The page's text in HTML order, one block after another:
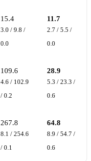
15.4
3.0 / 9.8 /
0.0
11.7
2.7 / 5.5 /
0.0
109.6
4.6 / 102.9
/ 0.2
28.9
5.3 / 23.3 /
0.6
267.8
8.1 / 254.6
/ 0.1
64.8
8.9 / 54.7 /
0.6